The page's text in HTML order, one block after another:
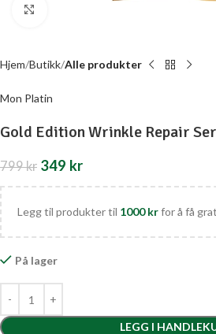
Hjem Butikk Alle produkter
Mon Platin
Gold Edition Wrinkle Repair
799kr 349 kr
Legg til produkter til 1000krfor å få
På lager
LEGG I